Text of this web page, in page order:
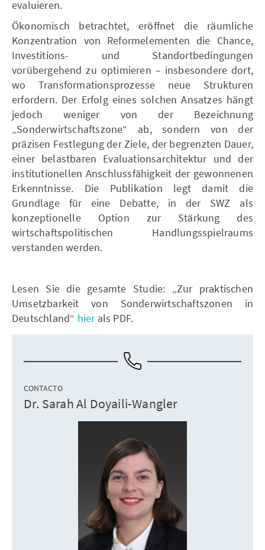
evaluieren.
Ökonomisch betrachtet, eröffnet die räumliche
Konzentration von Reformelementen die Chance,
Investitions- und Standortbedingungen
vorübergehend zu optimieren – insbesondere dort,
wo Transformationsprozesse neue Strukturen
erfordern. Der Erfolg eines solchen Ansatzes hängt
jedoch weniger von der Bezeichnung
„Sonderwirtschaftszone“ ab, sondern von der
präzisen Festlegung der Ziele, der begrenzten Dauer,
einer belastbaren Evaluationsarchitektur und der
institutionellen Anschlussfähigkeit der gewonnenen
Erkenntnisse. Die Publikation legt damit die
Grundlage für eine Debatte, in der SWZ als
konzeptionelle Option zur Stärkung des
wirtschaftspolitischen Handlungsspielraums
verstanden werden.
Lesen Sie die gesamte Studie: „Zur praktischen
Umsetzbarkeit von Sonderwirtschaftszonen in
Deutschland“ hierals PDF.
CONTACTO
Dr. Sarah Al Doyaili-Wangler